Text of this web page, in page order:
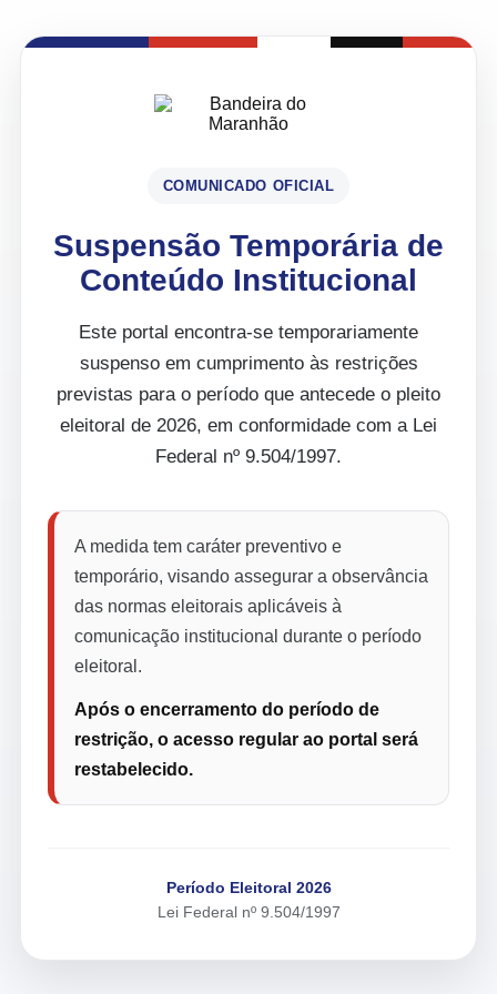
COMUNICADO OFICIAL
Suspensão Temporária de
Conteúdo Institucional
Este portal encontra-se temporariamente
suspenso em cumprimento às restrições
previstas para o período que antecede o pleito
eleitoral de 2026, em conformidade com a Lei
Federal nº 9.504/1997.
A medida tem caráter preventivo e
temporário, visando assegurar a observância
das normas eleitorais aplicáveis à
comunicação institucional durante o período
eleitoral.
Após o encerramento do período de
restrição, o acesso regular ao portal será
restabelecido.
Período Eleitoral 2026
Lei Federal nº 9.504/1997